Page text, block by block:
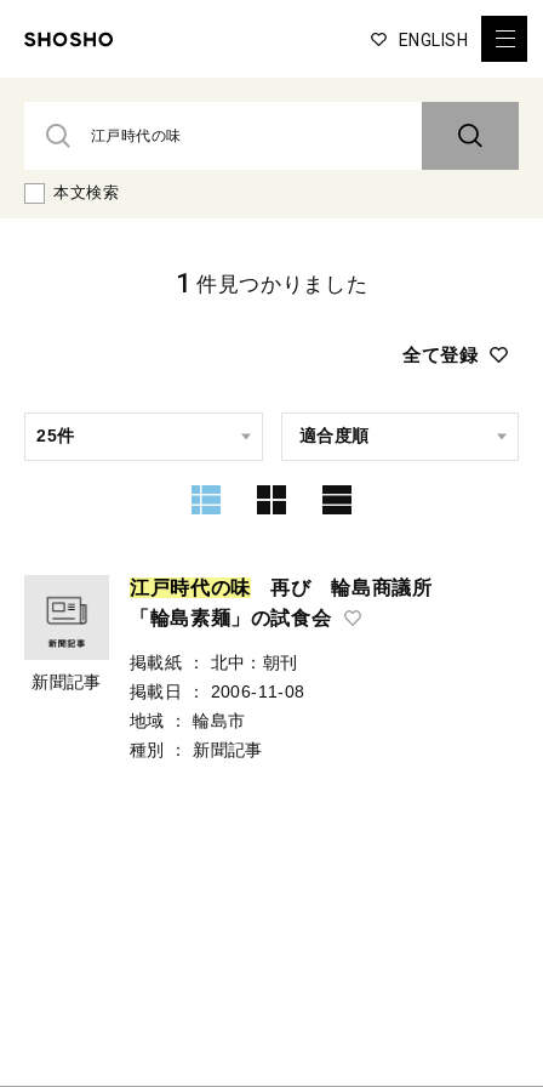
ENGLISH
本文検索
全て登録
1 件見つかりました
新聞記事
江 戸時代の味 再び 輪島商議所
「輪島素麺」の試食会
掲載紙 ：
北中：朝刊
掲載日
：
2006-11-08
地域
：
輪島市
種別
： 新聞記事